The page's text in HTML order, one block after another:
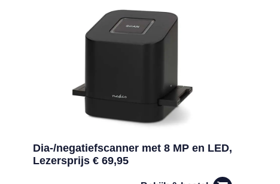
Dia-/negatiefscanner met 8 MP en LED,
Lezersprijs € 69,95